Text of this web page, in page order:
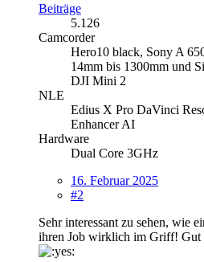
Beiträge
5.126
Camcorder
Hero10 black, Sony A
14mm bis 1300mm und
DJI Mini 2
NLE
Edius X Pro DaVinci
Enhancer AI
Hardware
Dual Core 3GHz
16. Februar 2025
#2
Sehr interessant zu sehen, wie
ihren Job wirklich im Griff! Gut